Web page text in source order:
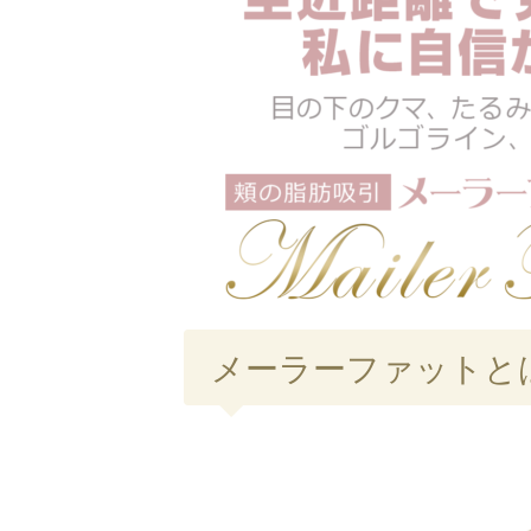
メーラーファットと